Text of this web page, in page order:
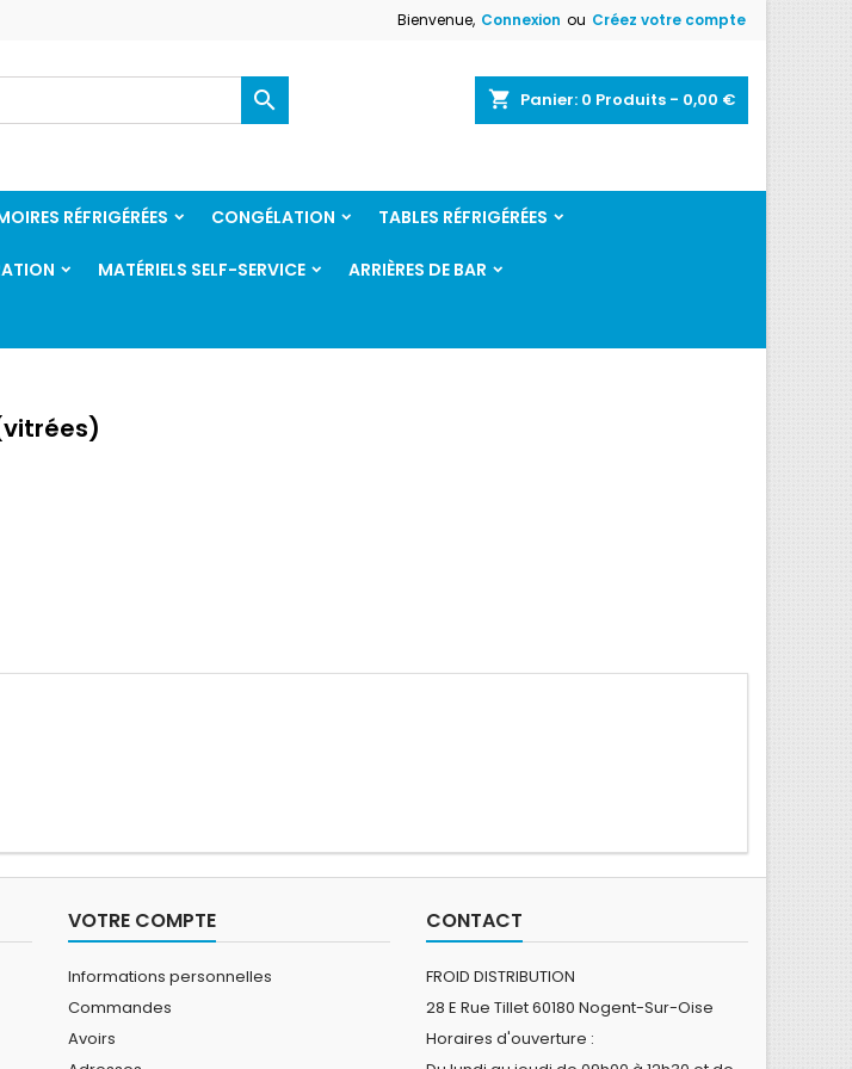
Bienvenue, Connexion ou Créez votre compte
shopping_cart Panier: 0 Produits - 0,00 €

RÉFRIGÉRÉES CONGÉLATION TABLES RÉFRIGÉRÉES
MATÉRIELS SELF-SERVICE ARRIÈRES DE BAR
VOTRE COMPTE
Informations personnelles
Commandes
Avoirs
CONTACT
FROID DISTRIBUTION
28 E Rue Tillet 60180 Nogent-Sur-Oise
Horaires d'ouverture :